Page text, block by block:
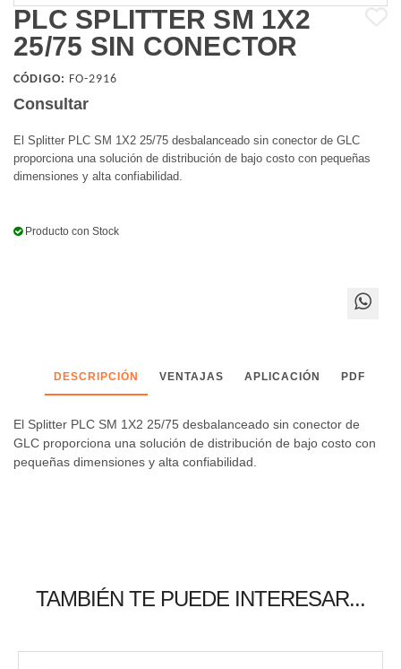
PLC SPLITTER SM 1X2
25/75 SIN CONECTOR
CÓDIGO: FO-2916
Consultar
El Splitter PLC SM 1X2 25/75 desbalanceado sin conector de GLC
proporciona una solución de distribución de bajo costo con pequeñas
dimensiones y alta confiabilidad.
Producto con Stock
DESCRIPCIÓN VENTAJAS APLICACIÓN PDF
El Splitter PLC SM 1X2 25/75 desbalanceado sin conector de
GLC proporciona una solución de distribución de bajo costo con
pequeñas dimensiones y alta confiabilidad.
TAMBIÉN TE PUEDE INTERESAR...